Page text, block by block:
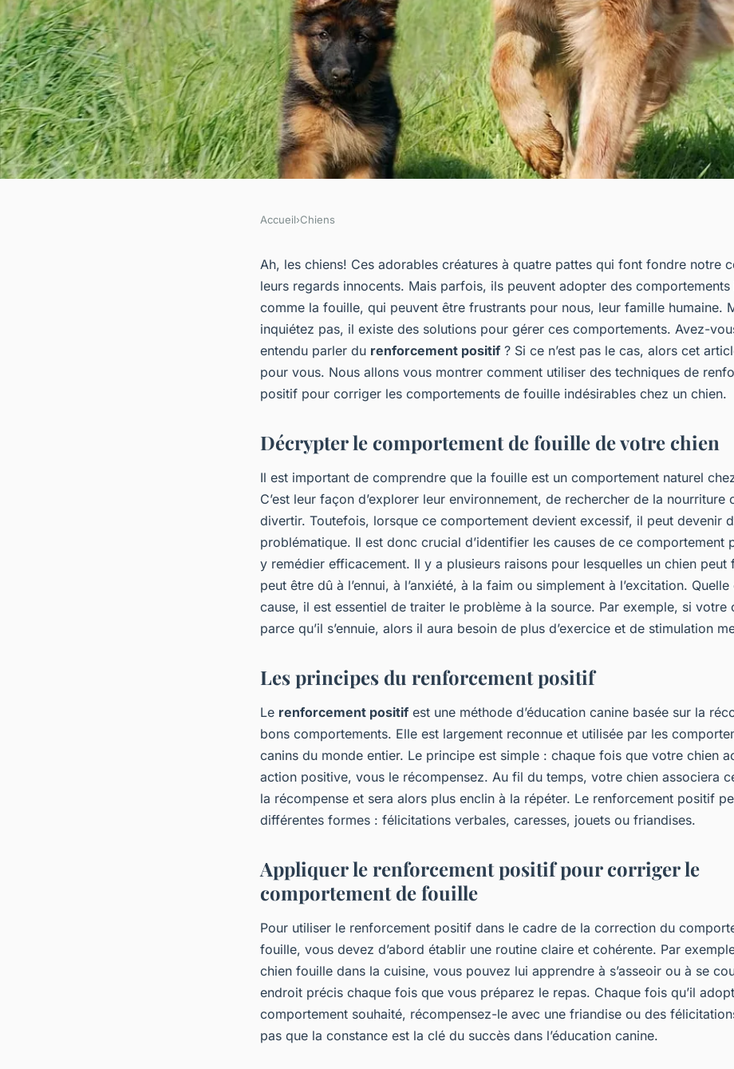
Comment utiliser des techniques de
renforcement positif pour corriger les
comportements de fouille indésirables
chez un chien ?
Accueil›Chiens
Ah, les chiens! Ces adorables créatures à quatre pattes qui font fondre notre
leurs regards innocents. Mais parfois, ils peuvent adopter des comportements
comme la fouille, qui peuvent être frustrants pour nous, leur famille humaine.
inquiétez pas, il existe des solutions pour gérer ces comportements. Avez-
entendu parler du renforcement positif ? Si ce n’est pas le cas, alors cet
pour vous. Nous allons vous montrer comment utiliser des techniques de
positif pour corriger les comportements de fouille indésirables chez un chien.
Décrypter le comportement de fouille de votre chien
Il est important de comprendre que la fouille est un comportement naturel
C’est leur façon d’explorer leur environnement, de rechercher de la nourriture
divertir. Toutefois, lorsque ce comportement devient excessif, il peut devenir
problématique. Il est donc crucial d’identifier les causes de ce comportement
y remédier efficacement. Il y a plusieurs raisons pour lesquelles un chien peut
peut être dû à l’ennui, à l’anxiété, à la faim ou simplement à l’excitation.
cause, il est essentiel de traiter le problème à la source. Par exemple, si votre
parce qu’il s’ennuie, alors il aura besoin de plus d’exercice et de stimulation
Les principes du renforcement positif
Le renforcement positif est une méthode d’éducation canine basée sur la
bons comportements. Elle est largement reconnue et utilisée par les
canins du monde entier. Le principe est simple : chaque fois que votre chien
action positive, vous le récompensez. Au fil du temps, votre chien associera
la récompense et sera alors plus enclin à la répéter. Le renforcement positif
différentes formes : félicitations verbales, caresses, jouets ou friandises.
Appliquer le renforcement positif pour corriger le
comportement de fouille
Pour utiliser le renforcement positif dans le cadre de la correction du
fouille, vous devez d’abord établir une routine claire et cohérente. Par
chien fouille dans la cuisine, vous pouvez lui apprendre à s’asseoir ou à se
endroit précis chaque fois que vous préparez le repas. Chaque fois qu’il
comportement souhaité, récompensez-le avec une friandise ou des
pas que la constance est la clé du succès dans l’éducation canine.